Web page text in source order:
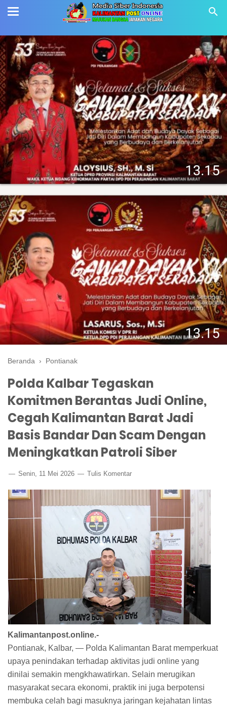
Beranda › Pontianak
Polda Kalbar Tegaskan
Komitmen Berantas Judi Online,
Cegah Kalimantan Barat Jadi
Basis Bandar Dan Scam Dengan
Meningkatkan Patroli Siber
Senin, 11 Mei 2026 Tulis Komentar
Kalimantanpost.online.-
Pontianak, Kalbar, — Polda Kalimantan Barat memperkuat
upaya penindakan terhadap aktivitas judi online yang
dinilai semakin mengkhawatirkan. Selain merugikan
masyarakat secara ekonomi, praktik ini juga berpotensi
membuka celah bagi masuknya jaringan kejahatan lintas